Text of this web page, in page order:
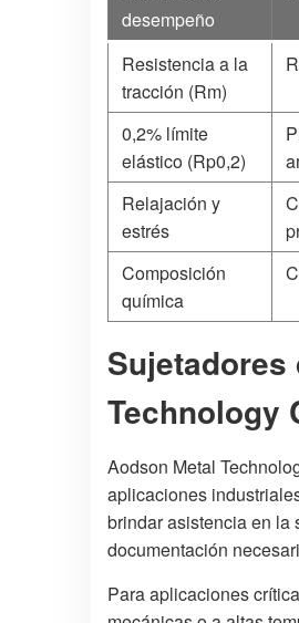
desempeño
Resistencia a la
tracción (Rm)
0,2% límite
elástico (Rp0,2)
Relajación y
estrés
Composición
química
Sujetadores
Technology
Aodson Metal
aplicaciones
brindar asistencia en la
documentación
Para aplicaciones